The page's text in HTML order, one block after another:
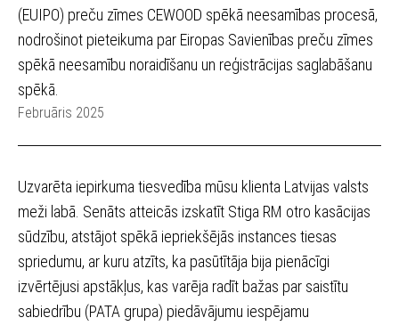
(EUIPO) preču zīmes CEWOOD spēkā neesamības procesā,
nodrošinot pieteikuma par Eiropas Savienības preču zīmes
spēkā neesamību noraidīšanu un reģistrācijas saglabāšanu
spēkā.
Februāris 2025
Uzvarēta iepirkuma tiesvedība mūsu klienta Latvijas valsts
meži labā. Senāts atteicās izskatīt Stiga RM otro kasācijas
sūdzību, atstājot spēkā iepriekšējās instances tiesas
spriedumu, ar kuru atzīts, ka pasūtītāja bija pienācīgi
izvērtējusi apstākļus, kas varēja radīt bažas par saistītu
sabiedrību (PATA grupa) piedāvājumu iespējamu